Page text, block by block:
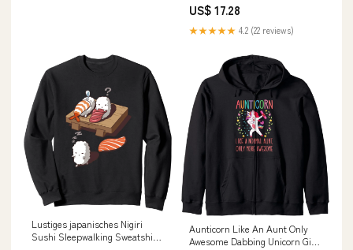
US$ 17.28
★★★★★ 4.2 (22 reviews)
Lustiges japanisches Nigiri
Sushi Sleepwalking Sweatshirt
Aunticorn Like An Aunt Only
Awesome Dabbing Unicorn Gift